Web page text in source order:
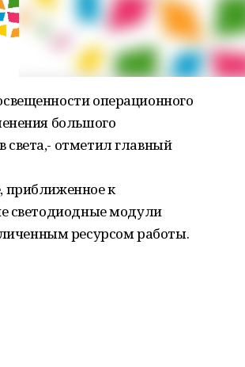
операционного
большого
света,- отметил главный
приближенное к
светодиодные модули
ресурсом работы.